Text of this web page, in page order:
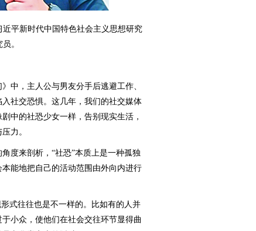
平新时代中国特色社会主义思想研究
。
，主人公与男友分手后逃避工作、
社交恐惧。这几年，我们的社交媒体
中的社恐少女一样，告别现实生活，
力。
来剖析，“社恐”本质上是一种孤独
能地把自己的活动范围由外向内进行
往往也是不一样的。比如有的人并
小众，使他们在社会交往环节显得曲